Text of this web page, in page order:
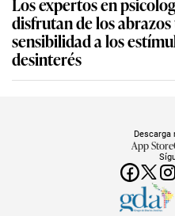
disfrutan de los
sensibilidad a los
desinterés
Descarga
App Store